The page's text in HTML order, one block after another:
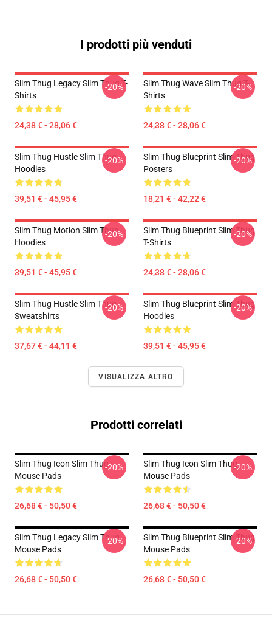
I prodotti più venduti
Slim Thug Legacy Slim Thug T-
Shirts
24,38 € - 28,06 €
-20%
Slim Thug Wave Slim Thug T-
Shirts
24,38 € - 28,06 €
-20%
Slim Thug Hustle Slim Thug
Hoodies
39,51 € - 45,95 €
-20%
Slim Thug Blueprint Slim Thug
Posters
18,21 € - 42,22 €
-20%
Slim Thug Motion Slim Thug
Hoodies
39,51 € - 45,95 €
-20%
Slim Thug Blueprint Slim Thug
T-Shirts
24,38 € - 28,06 €
-20%
Slim Thug Hustle Slim Thug
Sweatshirts
37,67 € - 44,11 €
-20%
Slim Thug Blueprint Slim Thug
Hoodies
39,51 € - 45,95 €
-20%
VISUALIZZA ALTRO
Prodotti correlati
Slim Thug Icon Slim Thug
Mouse Pads
26,68 € - 50,50 €
-20%
Slim Thug Icon Slim Thug
Mouse Pads
26,68 € - 50,50 €
-20%
Slim Thug Legacy Slim Thug
Mouse Pads
26,68 € - 50,50 €
-20%
Slim Thug Blueprint Slim Thug
Mouse Pads
26,68 € - 50,50 €
-20%